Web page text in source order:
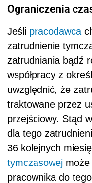
Ograniczenia
Jeśli pracodawca
zatrudnienie
zatrudniania bądź
współpracy z
uwzględnić, że
traktowane przez
przejściowy. Stąd
dla tego
36 kolejnych
tymczasowej
pracownika do